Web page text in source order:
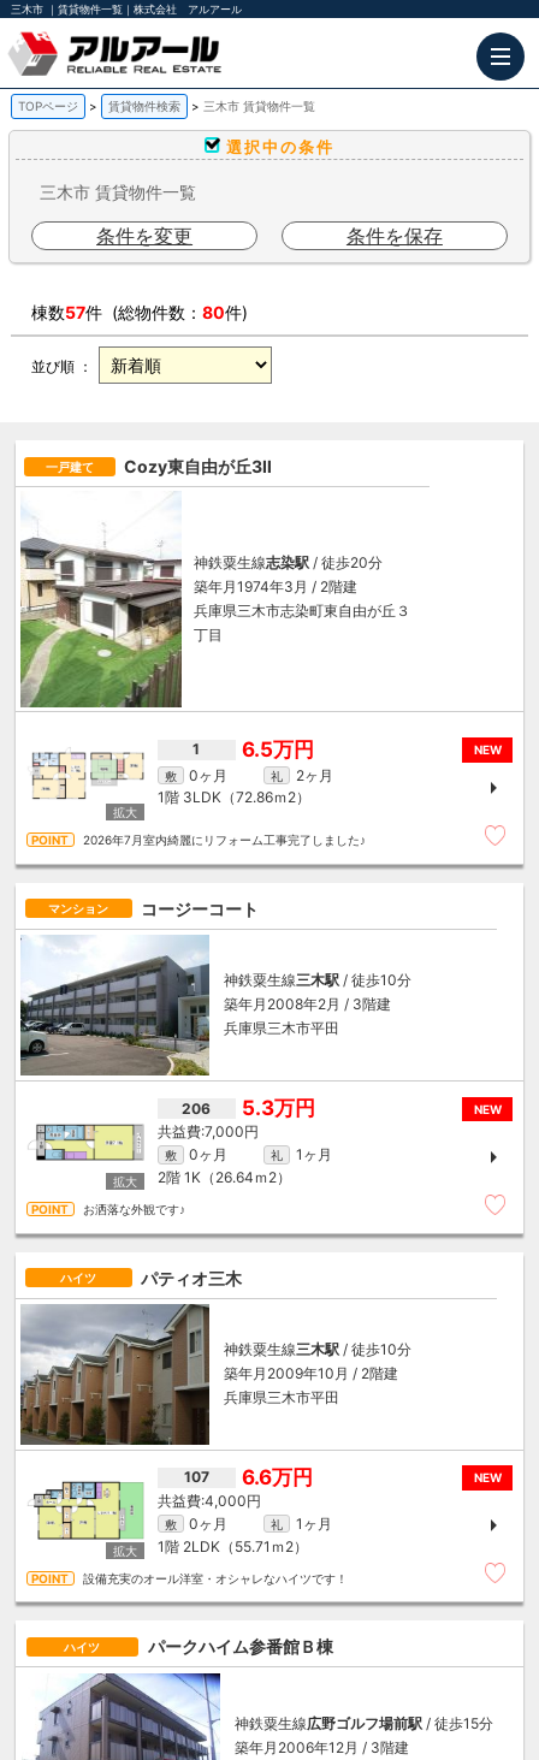
三木市 ｜賃貸物件一覧｜株式会社 アルアール
TOPページ 賃貸物件検索 三木市 賃貸物件一覧
選択中の条件
三木市 賃貸物件一覧
条件を変更 条件を保存
棟数57件 (総物件数：80件)
並び順 ：
一戸建て Cozy東自由が丘3Ⅱ
神鉄粟生線志染駅 / 徒歩20分
築年月1974年3月 / 2階建
兵庫県三木市志染町東自由が丘３
丁目
NEW
1 6.5万円
敷 0ヶ月 礼
2ヶ月
1階 3LDK（72.86ｍ 2）
2026年7月室内綺麗にリフォーム工事完了しました♪
マンション コージーコート
神鉄粟生線三木駅/ 徒歩10分
築年月2008年2月 / 3階建
兵庫県三木市平田
NEW
206 5.3万円
7,000円
敷 0ヶ月 礼
1ヶ月
2階 1K（26.64ｍ 2）
お洒落な外観です♪
ハイツ パティオ三木
神鉄粟生線三木駅/ 徒歩10分
築年月2009年10月 / 2階建
兵庫県三木市平田
NEW
107 6.6万円
4,000円
敷 0ヶ月 礼
1ヶ月
1階 2LDK（55.71ｍ 2）
設備充実のオール洋室・オシャレなハイツです！
ハイツ パークハイム参番館Ｂ棟
神鉄粟生線広野ゴルフ場前駅 / 徒歩15分
築年月2006年12月 / 3階建